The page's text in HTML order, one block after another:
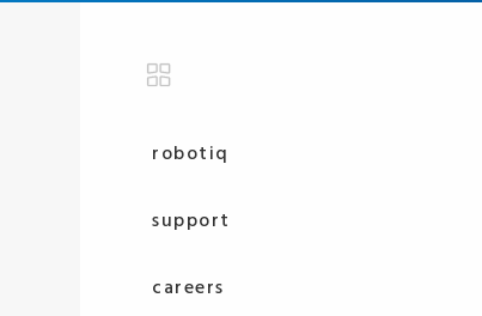
robotiq
support
careers